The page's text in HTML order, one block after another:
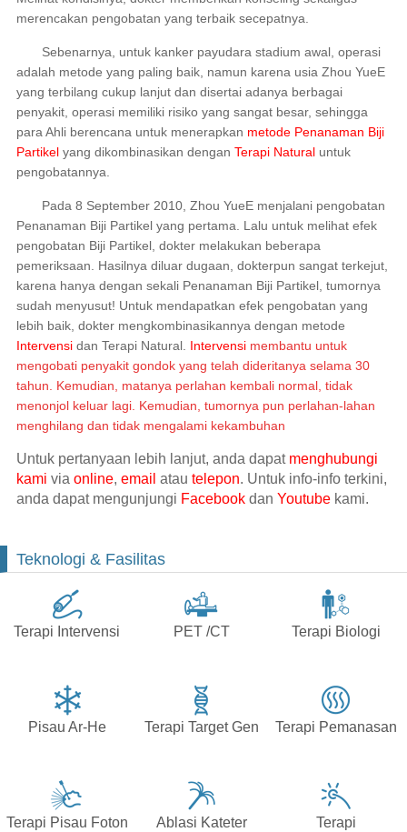
merencakan pengobatan yang terbaik secepatnya.
Sebenarnya, untuk kanker payudara stadium awal, operasi
adalah metode yang paling baik, namun karena usia Zhou YueE
yang terbilang cukup lanjut dan disertai adanya berbagai
penyakit, operasi memiliki risiko yang sangat besar, sehingga
para Ahli berencana untuk menerapkan metode Penanaman Biji
Partikelyang dikombinasikan dengan Terapi Naturaluntuk
pengobatannya.
Pada 8 September 2010, Zhou YueE menjalani pengobatan
Penanaman Biji Partikel yang pertama. Lalu untuk melihat efek
pengobatan Biji Partikel, dokter melakukan beberapa
pemeriksaan. Hasilnya diluar dugaan, dokterpun sangat terkejut,
karena hanya dengan sekali Penanaman Biji Partikel, tumornya
sudah menyusut! Untuk mendapatkan efek pengobatan yang
lebih baik, dokter mengkombinasikannya dengan metode
Intervensidan Terapi Natural. Intervensimembantu untuk
mengobati penyakit gondok yang telah dideritanya selama 30
tahun. Kemudian, matanya perlahan kembali normal, tidak
menonjol keluar lagi. Kemudian, tumornya pun perlahan-lahan
menghilang dan tidak mengalami kekambuhan
Untuk pertanyaan lebih lanjut, anda dapat menghubungi
kami via online, email atau telepon. Untuk info-info terkini,
anda dapat mengunjungi Facebookdan Youtubekami.
Teknologi & Fasilitas
Terapi Intervensi PET /CT Terapi Biologi
Pisau Ar-He Terapi Target Gen Terapi Pemanasan
Terapi Pisau Foton Ablasi Kateter
Terapi